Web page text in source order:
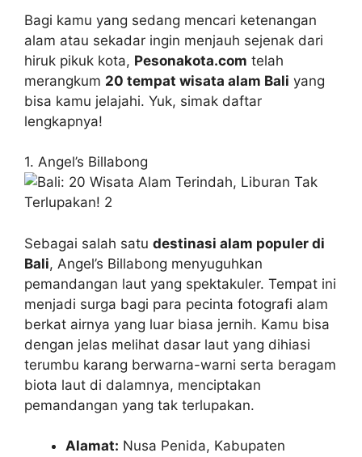
Bagi kamu yang sedang mencari ketenangan
alam atau sekadar ingin menjauh sejenak dari
hiruk pikuk kota, Pesonakota.com telah
merangkum 20 tempat wisata alam Bali yang
bisa kamu jelajahi. Yuk, simak daftar
lengkapnya!
1. Angel’s Billabong
Sebagai salah satu destinasi alam populer di
Bali, Angel’s Billabong menyuguhkan
pemandangan laut yang spektakuler. Tempat ini
menjadi surga bagi para pecinta fotografi alam
berkat airnya yang luar biasa jernih. Kamu bisa
dengan jelas melihat dasar laut yang dihiasi
terumbu karang berwarna-warni serta beragam
biota laut di dalamnya, menciptakan
pemandangan yang tak terlupakan.
Alamat: Nusa Penida, Kabupaten